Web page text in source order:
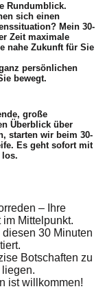
Rundumblick.
sich einen
Mein 30-
Zeit maximale
nahe Zukunft für Sie
persönlichen
bewegt.
große
Überblick über
starten wir beim 30-
Es geht sofort mit
los.
– Ihre
Mittelpunkt.
30 Minuten
Botschaften zu
ist willkommen!